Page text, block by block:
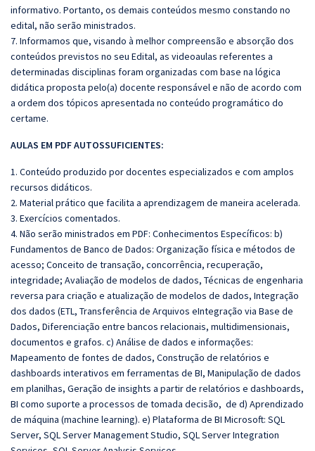
informativo. Portanto, os demais conteúdos mesmo constando no
edital, não serão ministrados.
7. Informamos que, visando à melhor compreensão e absorção dos
conteúdos previstos no seu Edital, as videoaulas referentes a
determinadas disciplinas foram organizadas com base na lógica
didática proposta pelo(a) docente responsável e não de acordo com
a ordem dos tópicos apresentada no conteúdo programático do
certame.
AULAS EM PDF AUTOSSUFICIENTES:
1. Conteúdo produzido por docentes especializados e com amplos
recursos didáticos.
2. Material prático que facilita a aprendizagem de maneira acelerada.
3. Exercícios comentados.
4. Não serão ministrados em PDF: Conhecimentos Específicos: b)
Fundamentos de Banco de Dados: Organização física e métodos de
acesso; Conceito de transação, concorrência, recuperação,
integridade; Avaliação de modelos de dados, Técnicas de engenharia
reversa para criação e atualização de modelos de dados, Integração
dos dados (ETL, Transferência de Arquivos eIntegração via Base de
Dados, Diferenciação entre bancos relacionais, multidimensionais,
documentos e grafos. c) Análise de dados e informações:
Mapeamento de fontes de dados, Construção de relatórios e
dashboards interativos em ferramentas de BI, Manipulação de dados
em planilhas, Geração de insights a partir de relatórios e dashboards,
BI como suporte a processos de tomada decisão, de d) Aprendizado
de máquina (machine learning). e) Plataforma de BI Microsoft: SQL
Server, SQL Server Management Studio, SQL Server Integration